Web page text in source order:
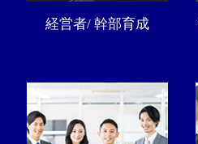
経営者/ 幹部育成